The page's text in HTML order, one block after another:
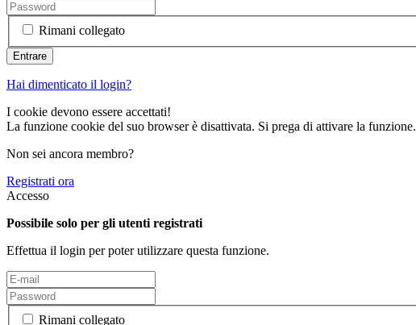
Rimani collegato
Hai dimenticato il login?
I cookie devono essere accettati!
La funzione cookie del suo browser è disattivata. Si prega di attivare la funzione.
Non sei ancora membro?
Registrati ora
Accesso
Possibile solo per gli utenti registrati
Effettua il login per poter utilizzare questa funzione.
Rimani collegato